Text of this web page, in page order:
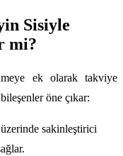
Sisiyle
mi?
ek olarak takviye
öne çıkar:
sakinleştirici